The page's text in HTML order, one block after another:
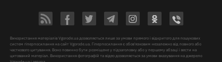
Використання матеріалів Vgorode.ua дозволяється лише за умови прямого і відкритого для пошукових
систем гіперпосилання на сайт Vgorode.ua. Гіперпосилання є обов'язковим незалежно від повного або
часткового цитування. Воно повинно бути розміщене у підзаголовку або у першому абзаці і вести на
цитований матеріал. Використання фотографій та відео дозволяється за умови вказування на джерело